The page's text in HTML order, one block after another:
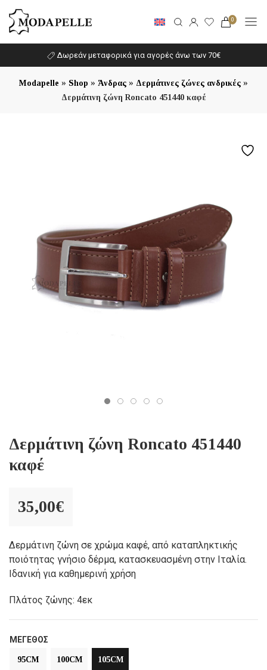
0
Δωρεάν μεταφορικά για αγορές άνω των 70€
Modapelle » Shop » Άνδρας » Δερμάτινες ζώνες ανδρικές »
Δερμάτινη ζώνη Roncato 451440 καφέ
Δερμάτινη ζώνη Roncato 451440
καφέ
35,00€
Δερμάτινη ζώνη σε χρώμα καφέ, από καταπληκτικής
ποιότητας γνήσιο δέρμα, κατασκευασμένη στην Ιταλία.
Ιδανική για καθημερινή χρήση
Πλάτος ζώνης: 4εκ
ΜΈΓΕΘΟΣ
95CM 100CM 105CM